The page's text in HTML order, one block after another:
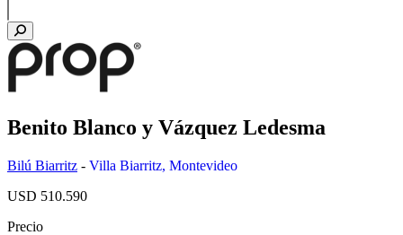
Benito Blanco y Vázquez Ledesma
Bilú Biarritz - Villa Biarritz, Montevideo
USD 510.590
Precio